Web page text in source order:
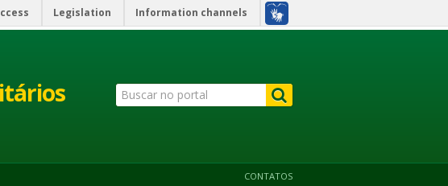
Legislation Information channels
CONTATOS